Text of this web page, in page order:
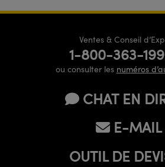
Ventes & Conseil
1-800-363-
ou consulter les numéros
CHAT EN
E-MAIL
OUTIL DE